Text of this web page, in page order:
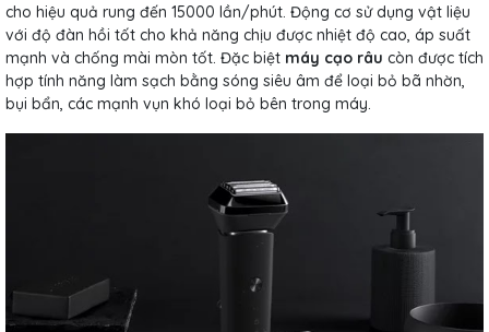
cho hiệu quả rung đến 15000 lần/phút. Động cơ sử dụng vật liệu
với độ đàn hồi tốt cho khả năng chịu được nhiệt độ cao, áp suất
mạnh và chống mài mòn tốt. Đặc biệt máy cạo râu còn được tích
hợp tính năng làm sạch bằng sóng siêu âm để loại bỏ bã nhờn,
bụi bẩn, các mạnh vụn khó loại bỏ bên trong máy.